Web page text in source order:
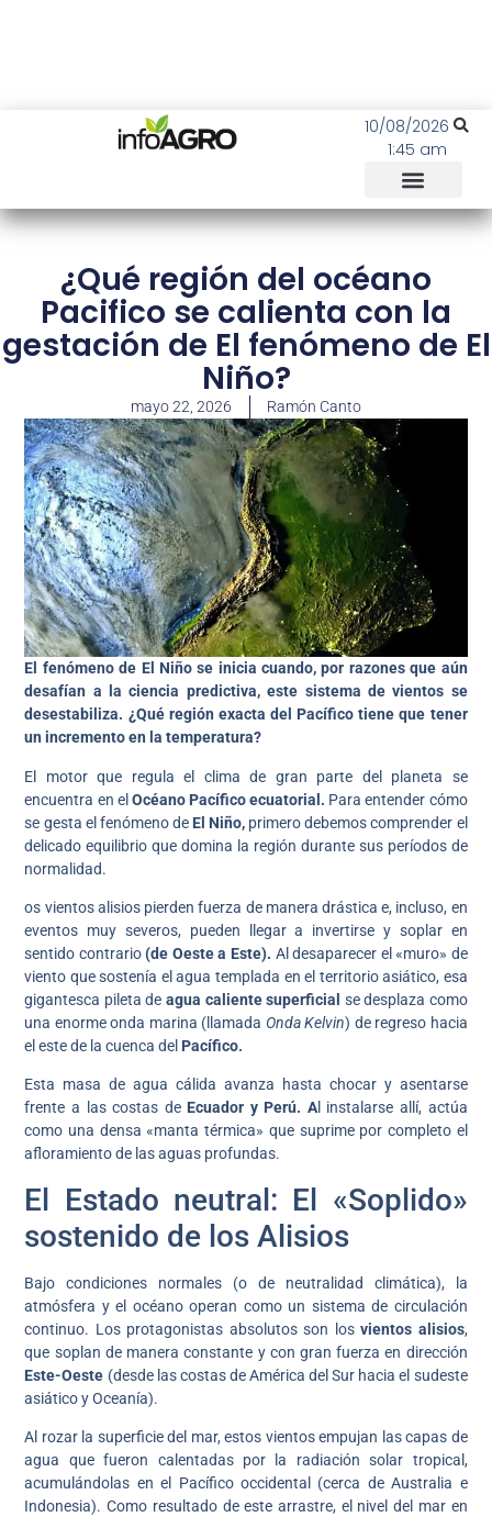
10/08/2026
1:45 am
¿Qué región del océano
Pacifico se calienta con la
gestación de El fenómeno de El
Niño?
mayo 22, 2026 Ramón Canto
El fenómeno de El Niño se inicia cuando, por razones que aún
desafían a la ciencia predictiva, este sistema de vientos se
desestabiliza. ¿Qué región exacta del Pacífico tiene que tener
un incremento en la temperatura?
El motor que regula el clima de gran parte del planeta se
encuentra en el Océano Pacífico ecuatorial. Para entender cómo
se gesta el fenómeno de El Niño, primero debemos comprender el
delicado equilibrio que domina la región durante sus períodos de
normalidad.
os vientos alisios pierden fuerza de manera drástica e, incluso, en
eventos muy severos, pueden llegar a invertirse y soplar en
sentido contrario(de Oeste a Este). Al desaparecer el «muro» de
viento que sostenía el agua templada en el territorio asiático, esa
gigantesca pileta de agua caliente superficial se desplaza como
una enorme onda marina (llamada Onda Kelvin) de regreso hacia
el este de la cuenca del Pacífico.
Esta masa de agua cálida avanza hasta chocar y asentarse
frente a las costas de Ecuador y Perú. Al instalarse allí, actúa
como una densa «manta térmica» que suprime por completo el
afloramiento de las aguas profundas.
El Estado neutral: El «Soplido»
sostenido de los Alisios
Bajo condiciones normales (o de neutralidad climática), la
atmósfera y el océano operan como un sistema de circulación
continuo. Los protagonistas absolutos son losvientos alisios,
que soplan de manera constante y con gran fuerza en dirección
Este-Oeste (desde las costas de América del Sur hacia el sudeste
asiático y Oceanía).
Al rozar la superficie del mar, estos vientos empujan las capas de
agua que fueron calentadas por la radiación solar tropical,
acumulándolas en el Pacífico occidental (cerca de Australia e
Indonesia). Como resultado de este arrastre, el nivel del mar en